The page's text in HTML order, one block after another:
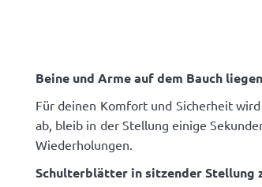
Beine und Arme auf dem Bauch
Für deinen Komfort und Sicherheit
ab, bleib in der Stellung einige
Wiederholungen.
Schulterblätter in sitzender Stellung